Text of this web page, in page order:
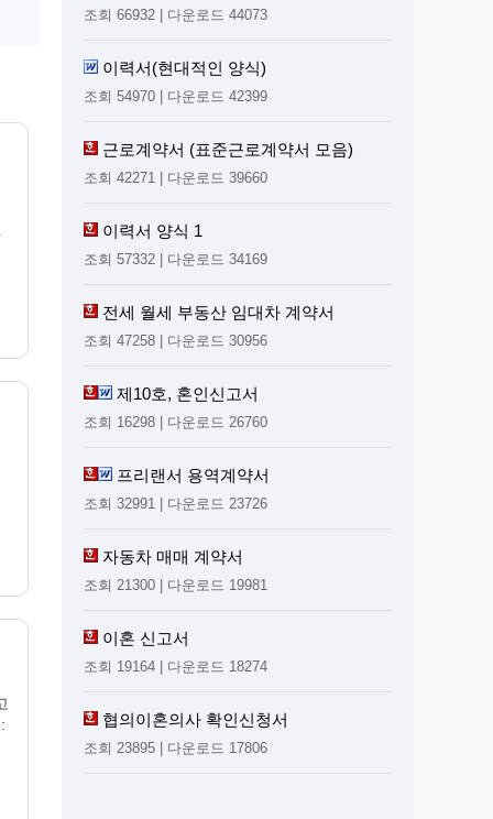
조회 66932 | 다운로드 44073
이력서(현대적인 양식)
조회 54970 | 다운로드 42399
근로계약서 (표준근로계약서 모음)
조회 42271 | 다운로드 39660
이력서 양식 1
조회 57332 | 다운로드 34169
전세 월세 부동산 임대차 계약서
조회 47258 | 다운로드 30956
제10호, 혼인신고서
조회 16298 | 다운로드 26760
프리랜서 용역계약서
조회 32991 | 다운로드 23726
자동차 매매 계약서
조회 21300 | 다운로드 19981
이혼 신고서
조회 19164 | 다운로드 18274
협의이혼의사 확인신청서
조회 23895 | 다운로드 17806